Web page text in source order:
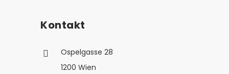
Kontakt
Ospelgasse 28
1200 Wien